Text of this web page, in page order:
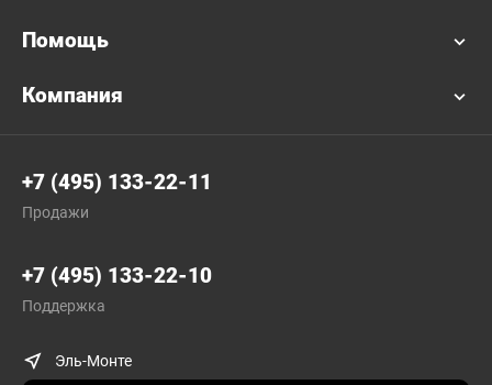
Помощь
Компания
+7 (495) 133-22-11
Продажи
+7 (495) 133-22-10
Поддержка
Эль-Монте